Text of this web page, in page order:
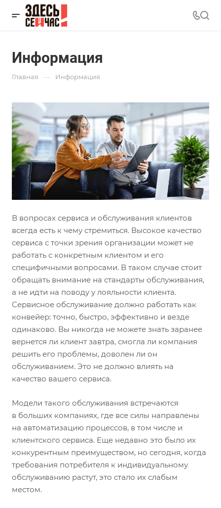
Информация
Главная — Информация
В вопросах сервиса и обслуживания клиентов
всегда есть к чему стремиться. Высокое качество
сервиса с точки зрения организации может не
работать с конкретным клиентом и его
специфичными вопросами. В таком случае стоит
обращать внимание на стандарты обслуживания,
а не идти на поводу у лояльности клиента.
Сервисное обслуживание должно работать как
конвейер: точно, быстро, эффективно и везде
одинаково. Вы никогда не можете знать заранее
вернется ли клиент завтра, смогла ли компания
решить его проблемы, доволен ли он
обслуживанием. Это не должно влиять на
качество вашего сервиса.
Модели такого обслуживания встречаются
в больших компаниях, где все силы направлены
на автоматизацию процессов, в том числе и
клиентского сервиса. Еще недавно это было их
конкурентным преимуществом, но сегодня, когда
требования потребителя к индивидуальному
обслуживанию растут, это стало их слабым
местом.